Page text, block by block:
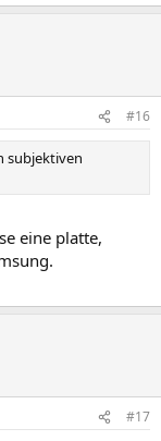
#16
subjektiven
eine platte,
#17